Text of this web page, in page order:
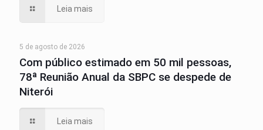
Leia mais
5 de agosto de 2026
Com público estimado em 50 mil pessoas,
78ª Reunião Anual da SBPC se despede de
Niterói
Leia mais